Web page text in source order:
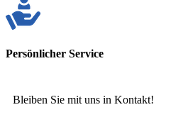
Persönlicher Service
Bleiben Sie mit uns in Kontakt!